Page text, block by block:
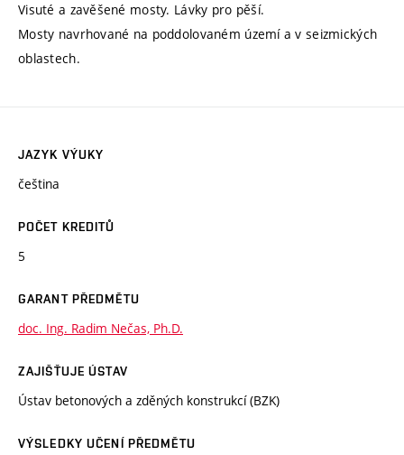
Visuté a zavěšené mosty. Lávky pro pěší.
Mosty navrhované na poddolovaném území a v seizmických
oblastech.
JAZYK VÝUKY
čeština
POČET KREDITŮ
5
GARANT PŘEDMĚTU
doc. Ing. Radim Nečas, Ph.D.
ZAJIŠŤUJE ÚSTAV
Ústav betonových a zděných konstrukcí (BZK)
VÝSLEDKY UČENÍ PŘEDMĚTU